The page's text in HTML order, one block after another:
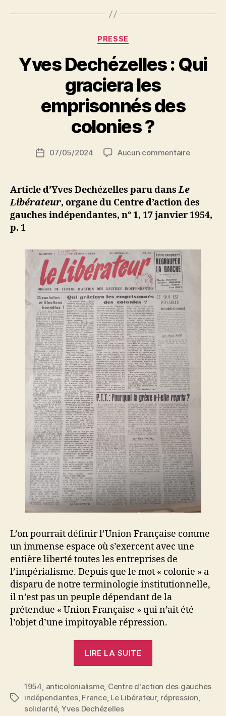
doivent
ensemble »
Catégories
PRESSE
Yves Dechézelles : Qui
graciera les
emprisonnés des
colonies ?
de
P
a
S
N
ji
b
Date07/05/2024 Aucun commentairesur
graciera
les
colonies
Article d’Yves Dechézelles paru dansLe
Libérateur, organe du Centre d’action des
gauches indépendantes, n° 1, 17 janvier 1954,
p. 1
L’on pourrait définir l’Union Française comme
un immense espace où s’exercent avec une
entière liberté toutes les entreprises de
l’impérialisme. Depuis que le mot « colonie » a
disparu de notre terminologie institutionnelle,
il n’est pas un peuple dépendant de la
prétendue « Union Française » qui n’ait été
l’objet d’une impitoyable répression.
LIRE LA SUITE
Qui
graciera
Étiquettes
1954, anticolonialisme, Centre d'action des gauches
indépendantes, France, Le Libérateur, répression,
solidarité, Yves Dechézelles